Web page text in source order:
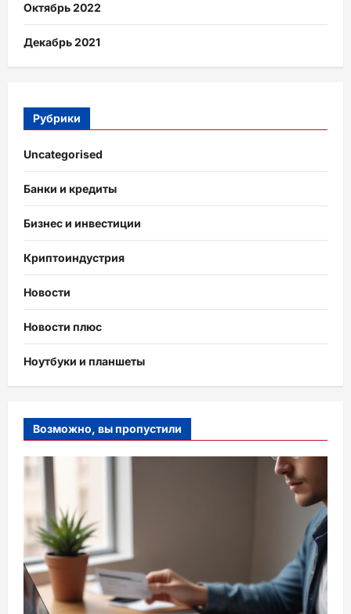
Октябрь 2022
Декабрь 2021
Рубрики
Uncategorised
Банки и кредиты
Бизнес и инвестиции
Криптоиндустрия
Новости
Новости плюс
Ноутбуки и планшеты
Возможно, вы пропустили